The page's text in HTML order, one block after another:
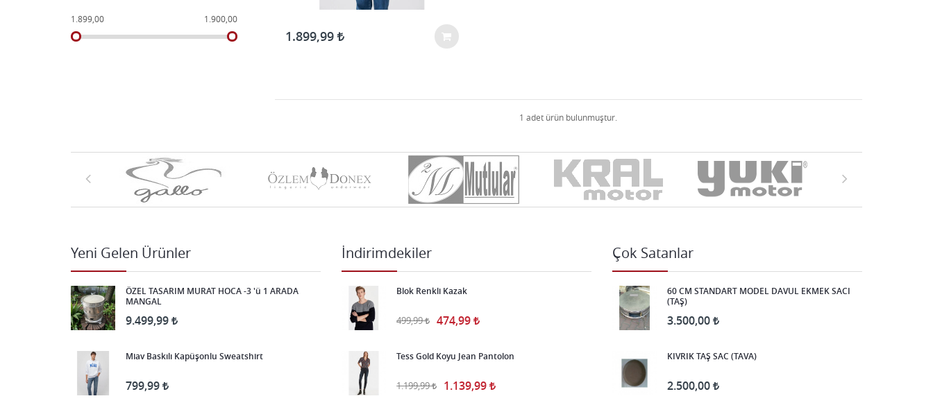
1.899,00 1.900,00
1.899,99
1 adet ürün bulunmuştur.
Yeni Gelen Ürünler
ÖZEL TASARIM MURAT HOCA -3 'ü 1 ARADA
MANGAL
9.499,99
Miav Baskılı Kapüşonlu Sweatshirt
799,99
İndirimdekiler
Blok Renkli Kazak
499,99 474,99
Tess Gold Koyu Jean Pantolon
1.199,99 1.139,99
Çok Satanlar
60 CM STANDART MODEL DAVUL EKMEK SACI
(TAŞ)
3.500,00
KIVRIK TAŞ SAC (TAVA)
2.500,00